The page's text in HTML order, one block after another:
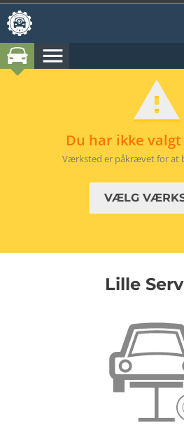
menu
Vi har endnu ingen
Intet værksted valgt
Du har ikke
Værksted er påkrævet for at
VÆLG
Lille